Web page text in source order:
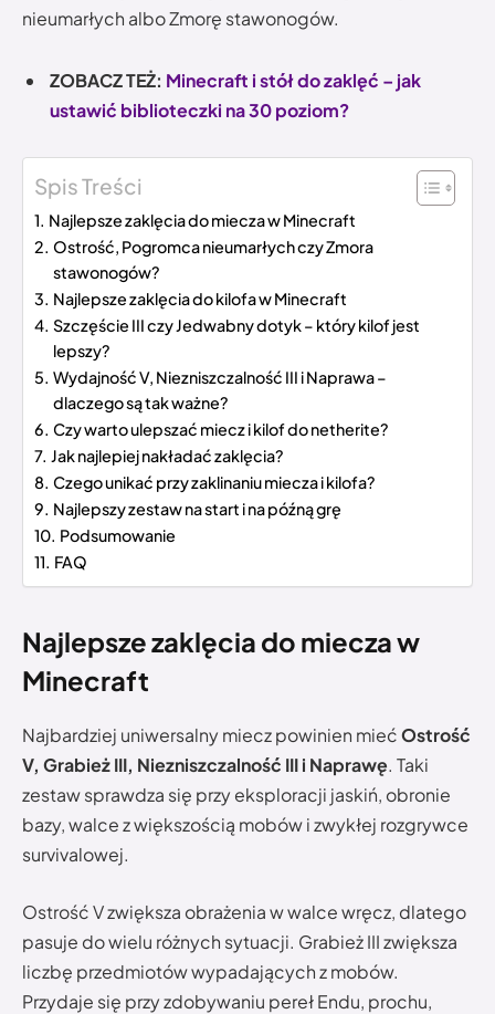
nieumarłych albo Zmorę stawonogów.
ZOBACZ TEŻ: Minecraft i stół do zaklęć – jak
ustawić biblioteczki na 30 poziom?
Spis Treści
Najlepsze zaklęcia do miecza w Minecraft
Ostrość, Pogromca nieumarłych czy Zmora
stawonogów?
Najlepsze zaklęcia do kilofa w Minecraft
Szczęście III czy Jedwabny dotyk – który kilof jest
lepszy?
Wydajność V, Niezniszczalność III i Naprawa –
dlaczego są tak ważne?
Czy warto ulepszać miecz i kilof do netherite?
Jak najlepiej nakładać zaklęcia?
Czego unikać przy zaklinaniu miecza i kilofa?
Najlepszy zestaw na start i na późną grę
Podsumowanie
FAQ
Najlepsze zaklęcia do miecza w
Minecraft
Najbardziej uniwersalny miecz powinien miećOstrość
V, Grabież III, Niezniszczalność III i Naprawę. Taki
zestaw sprawdza się przy eksploracji jaskiń, obronie
bazy, walce z większością mobów i zwykłej rozgrywce
survivalowej.
Ostrość V zwiększa obrażenia w walce wręcz, dlatego
pasuje do wielu różnych sytuacji. Grabież III zwiększa
liczbę przedmiotów wypadających z mobów.
Przydaje się przy zdobywaniu pereł Endu, prochu,